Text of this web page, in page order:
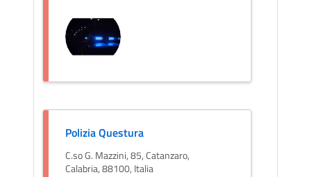
Polizia Questura
C.so G. Mazzini, 85, Catanzaro,
Calabria, 88100, Italia